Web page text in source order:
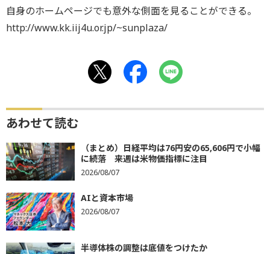
自身のホームページでも意外な側面を見ることができる。
http://www.kk.iij4u.or.jp/~sunplaza/
あわせて読む
（まとめ）日経平均は76円安の65,606円で小幅
に続落 来週は米物価指標に注目
2026/08/07
AIと資本市場
2026/08/07
半導体株の調整は底値をつけたか